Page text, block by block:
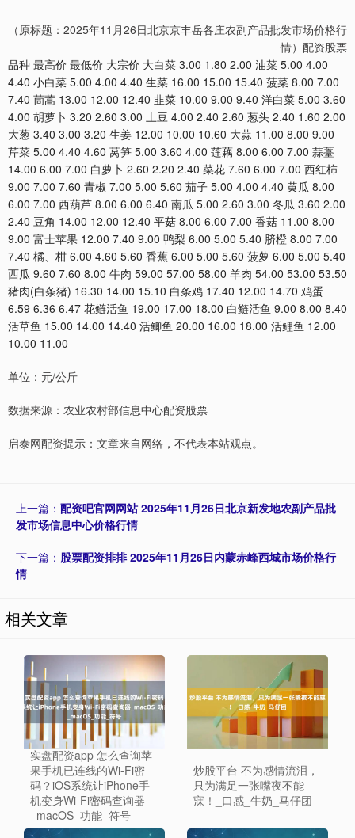
（原标题：2025年11月26日北京京丰岳各庄农副产品批发市场价格行
情）配资股票
品种 最高价 最低价 大宗价 大白菜 3.00 1.80 2.00 油菜 5.00 4.00
4.40 小白菜 5.00 4.00 4.40 生菜 16.00 15.00 15.40 菠菜 8.00 7.00
7.40 茼蒿 13.00 12.00 12.40 韭菜 10.00 9.00 9.40 洋白菜 5.00 3.60
4.00 胡萝卜 3.20 2.60 3.00 土豆 4.00 2.40 2.60 葱头 2.40 1.60 2.00
大葱 3.40 3.00 3.20 生姜 12.00 10.00 10.60 大蒜 11.00 8.00 9.00
芹菜 5.00 4.40 4.60 莴笋 5.00 3.60 4.00 莲藕 8.00 6.00 7.00 蒜薹
14.00 6.00 7.00 白萝卜 2.60 2.20 2.40 菜花 7.60 6.00 7.00 西红柿
9.00 7.00 7.60 青椒 7.00 5.00 5.60 茄子 5.00 4.00 4.40 黄瓜 8.00
6.00 7.00 西葫芦 8.00 6.00 6.40 南瓜 5.00 2.60 3.00 冬瓜 3.60 2.00
2.40 豆角 14.00 12.00 12.40 平菇 8.00 6.00 7.00 香菇 11.00 8.00
9.00 富士苹果 12.00 7.40 9.00 鸭梨 6.00 5.00 5.40 脐橙 8.00 7.00
7.40 橘、柑 6.00 4.60 5.60 香蕉 6.00 5.00 5.60 菠萝 6.00 5.00 5.40
西瓜 9.60 7.60 8.00 牛肉 59.00 57.00 58.00 羊肉 54.00 53.00 53.50
猪肉(白条猪) 16.30 14.00 15.10 白条鸡 17.40 12.00 14.70 鸡蛋
6.59 6.36 6.47 花鲢活鱼 19.00 17.00 18.00 白鲢活鱼 9.00 8.00 8.40
活草鱼 15.00 14.00 14.40 活鲫鱼 20.00 16.00 18.00 活鲤鱼 12.00
10.00 11.00
单位：元/公斤
数据来源：农业农村部信息中心配资股票
启泰网配资提示：文章来自网络，不代表本站观点。
上一篇： 配资吧官网网站 2025年11月26日北京新发地农副产品批
发市场信息中心价格行情
下一篇： 股票配资排排 2025年11月26日内蒙赤峰西城市场价格行
情
相关文章
实盘配资app 怎么查询苹
果手机已连线的Wi-Fi密
码？iOS系统让iPhone手
机变身Wi-Fi密码查询器
_macOS_功能_符号
炒股平台 不为感情流泪，
只为满足一张嘴夜不能
寐！_口感_牛奶_马仔团